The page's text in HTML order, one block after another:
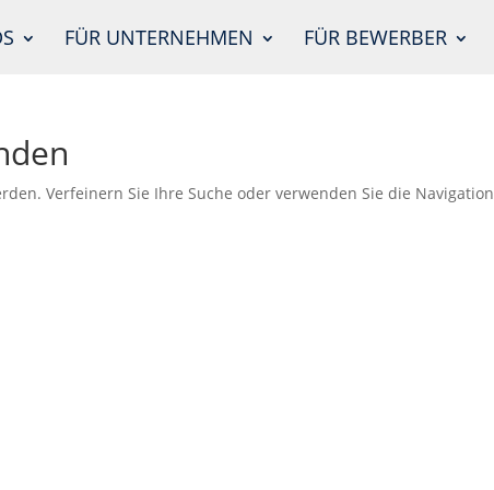
FÜR UNTERNEHMEN FÜR BEWERBER
Verfeinern Sie Ihre Suche oder verwenden Sie die Navigation